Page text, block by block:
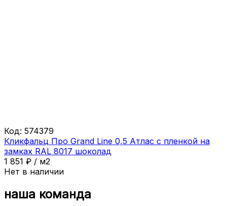
Код: 574379
Кликфальц Про Grand Line 0,5 Атлас с пленкой на
замках RAL 8017 шоколад
1 851 ₽ / м2
Нет в наличии
наша команда